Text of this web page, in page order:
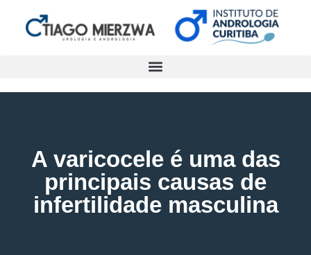
A varicocele é uma das
principais causas de
infertilidade masculina